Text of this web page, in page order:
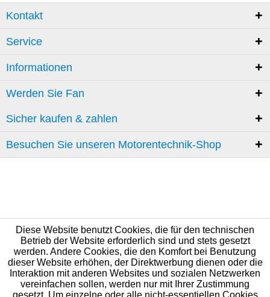
Kontakt
Service
Informationen
Werden Sie Fan
Sicher kaufen & zahlen
Besuchen Sie unseren Motorentechnik-Shop
Diese Website benutzt Cookies, die für den technischen
Betrieb der Website erforderlich sind und stets gesetzt
werden. Andere Cookies, die den Komfort bei Benutzung
dieser Website erhöhen, der Direktwerbung dienen oder die
Interaktion mit anderen Websites und sozialen Netzwerken
vereinfachen sollen, werden nur mit Ihrer Zustimmung
gesetzt. Um einzelne oder alle nicht-essentiellen Cookies